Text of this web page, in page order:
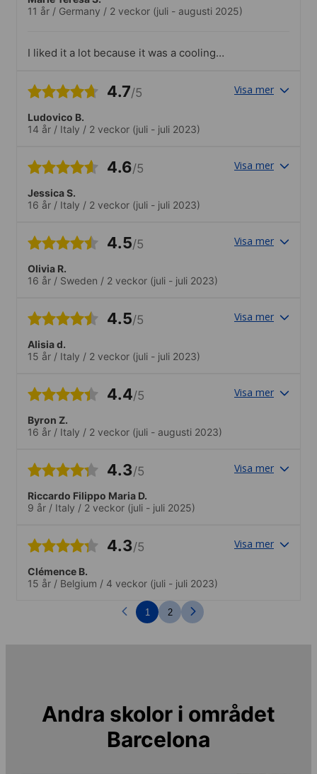
11 år / Germany / 2 veckor (juli - augusti 2025)
I liked it a lot because it was a cooling
4.7/5 Visa mer
Ludovico B.
14 år / Italy / 2 veckor (juli - juli 2023)
4.6/5 Visa mer
Jessica S.
16 år / Italy / 2 veckor (juli - juli 2023)
4.5/5 Visa mer
Olivia R.
16 år / Sweden / 2 veckor (juli - juli 2023)
4.5/5 Visa mer
Alisia d.
15 år / Italy / 2 veckor (juli - juli 2023)
4.4/5 Visa mer
Byron Z.
16 år / Italy / 2 veckor (juli - augusti 2023)
4.3/5 Visa mer
Riccardo Filippo Maria D.
9 år / Italy / 2 veckor (juli - juli 2025)
4.3/5 Visa mer
Clémence B.
15 år / Belgium / 4 veckor (juli - juli 2023)
1 2
Andra skolor i området
Barcelona